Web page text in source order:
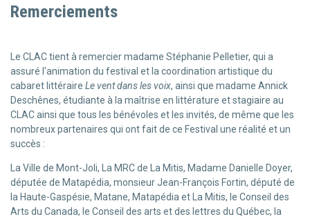
Remerciements
Le CLAC tient à remercier madame Stéphanie Pelletier, qui a
assuré l'animation du festival et la coordination artistique du
cabaret littéraire Le vent dans les voix, ainsi que madame Annick
Deschênes, étudiante à la maîtrise en littérature et stagiaire au
CLAC ainsi que tous les bénévoles et les invités, de même que les
nombreux partenaires qui ont fait de ce Festival une réalité et un
succès :
La Ville de Mont-Joli, La MRC de La Mitis, Madame Danielle Doyer,
députée de Matapédia, monsieur Jean-François Fortin, député de
la Haute-Gaspésie, Matane, Matapédia et La Mitis, le Conseil des
Arts du Canada, le Conseil des arts et des lettres du Québec, la